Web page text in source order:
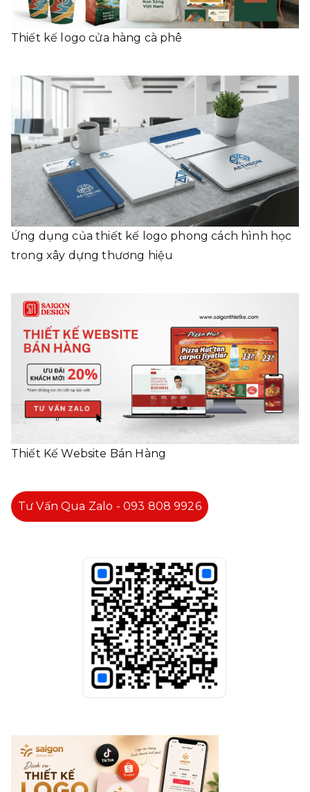
Thiết kế logo cửa hàng cà phê
Ứng dụng của thiết kế logo phong cách hình học
trong xây dựng thương hiệu
Thiết Kế Website Bán Hàng
Tư Vấn Qua Zalo - 093 808 9926